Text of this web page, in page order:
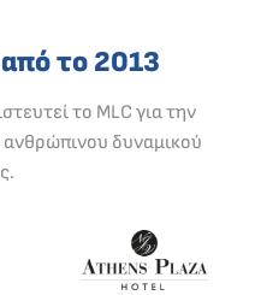
το 2013
το MLC για την
δυναμικού